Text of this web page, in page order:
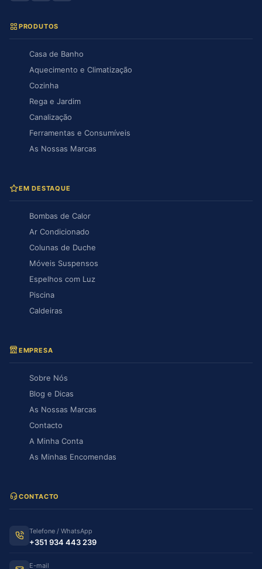
PRODUTOS
Casa de Banho
Aquecimento e Climatização
Cozinha
Rega e Jardim
Canalização
Ferramentas e Consumíveis
As Nossas Marcas
EM DESTAQUE
Bombas de Calor
Ar Condicionado
Colunas de Duche
Móveis Suspensos
Espelhos com Luz
Piscina
Caldeiras
EMPRESA
Sobre Nós
Blog e Dicas
As Nossas Marcas
Contacto
A Minha Conta
As Minhas Encomendas
CONTACTO
Telefone / WhatsApp
+351 934 443 239
E-mail